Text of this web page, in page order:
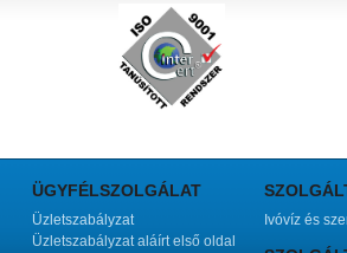
ÜGYFÉLSZOLGÁLAT
Üzletszabályzat
Üzletszabályzat aláírt első oldal
Ivóvíz és